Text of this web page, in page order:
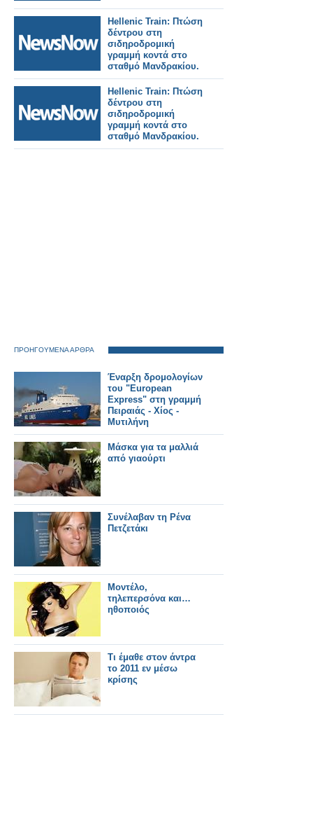
Hellenic Train: Πτώση
δέντρου στη
σιδηροδρομική
γραμμή κοντά στο
σταθμό Μανδρακίου.
Hellenic Train: Πτώση
δέντρου στη
σιδηροδρομική
γραμμή κοντά στο
σταθμό Μανδρακίου.
ΠΡΟΗΓΟΥΜΕΝΑ ΑΡΘΡΑ
Έναρξη δρομολογίων
του "European
Express" στη γραμμή
Πειραιάς - Χίος -
Μυτιλήνη
Μάσκα για τα μαλλιά
από γιαούρτι
Συνέλαβαν τη Ρένα
Πετζετάκι
Μοντέλο,
τηλεπερσόνα και…
ηθοποιός
Τι έμαθε στον άντρα
το 2011 εν μέσω
κρίσης